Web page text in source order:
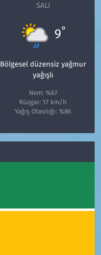
SALI
9°
Bölgesel düzensiz yağmur
yağışlı
Nem: %67
Rüzgar: 17 km/h
Yağış Olasılığı: %86